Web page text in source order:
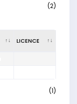
(2)
LICENCE
(1)